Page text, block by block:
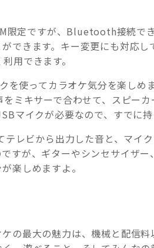
限定ですが、Bluetooth接続で
できます。キー変更にも対応
用できます。
を使ってカラオケ気分を楽しめ
ミキサーで合わせて、スピーカ
マイクが必要なので、すでに持
レビから出力した音と、マイ
すが、ギターやシンセサイザー
楽しめますよ。
の最大の魅力は、機械と配信